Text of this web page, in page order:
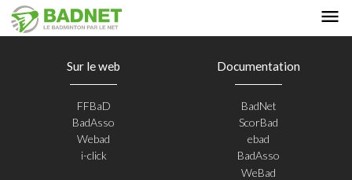
Sur le web
FFBaD
BadAsso
Webad
i-click
Documentation
BadNet
ScorBad
ebad
BadAsso
WeBad